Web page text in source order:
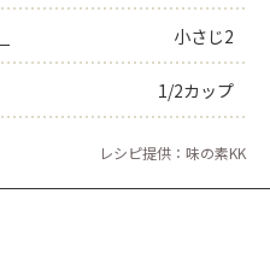
小さじ2
1/2カップ
レシピ提供：味の素KK